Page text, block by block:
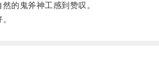
的鬼斧神工感到赞叹。